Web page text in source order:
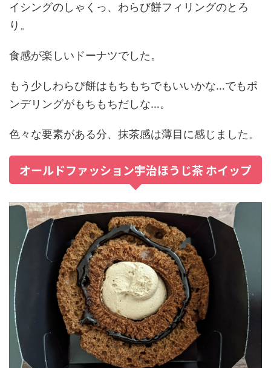
イシングのしゃくっ、わらび餅フィリングのとろ
り。
食感が楽しいドーナツでした。
もう少しわらび餅はもちもちでもいいかな…でもポ
ンデリングがもちもちだしな…。
色々な要素がある分、抹茶感は薄目に感じました。
オールドファッション宇治ほうじ茶 ホイップ